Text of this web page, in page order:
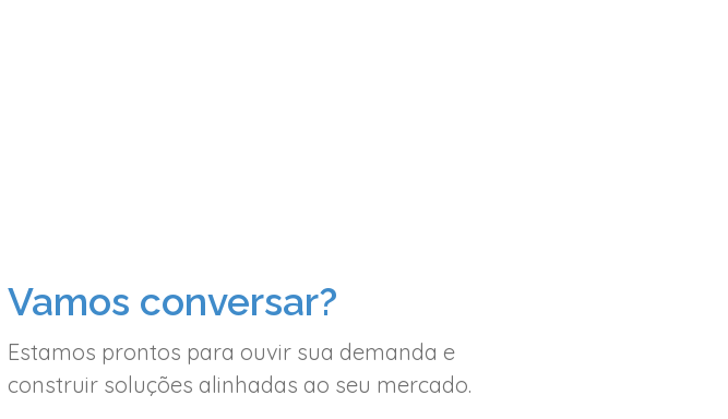
Vamos conversar?
Estamos prontos para ouvir sua demanda e
construir soluções alinhadas ao seu mercado.